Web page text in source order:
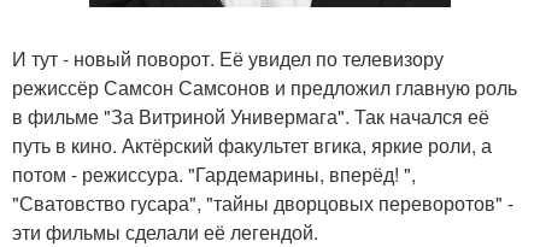
И тут - новый поворот. Её увидел по телевизору
режиссёр Самсон Самсонов и предложил главную роль
в фильме "За Витриной Универмага". Так начался её
путь в кино. Актёрский факультет вгика, яркие роли, а
потом - режиссура. "Гардемарины, вперёд! ",
"Сватовство гусара", "тайны дворцовых переворотов" -
эти фильмы сделали её легендой.